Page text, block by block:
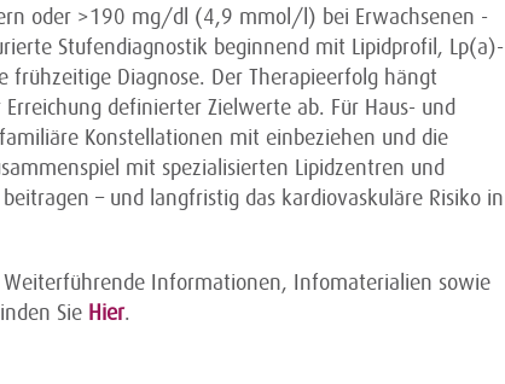
oder >190 mg/dl (4,9 mmol/l) bei Erwachsenen -
Stufendiagnostik beginnend mit Lipidprofil, Lp(a)-
Diagnose. Der Therapieerfolg hängt
definierter Zielwerte ab. Für Haus- und
Konstellationen mit einbeziehen und die
mit spezialisierten Lipidzentren und
– und langfristig das kardiovaskuläre Risiko in
Informationen, Infomaterialien sowie
Sie Hier.